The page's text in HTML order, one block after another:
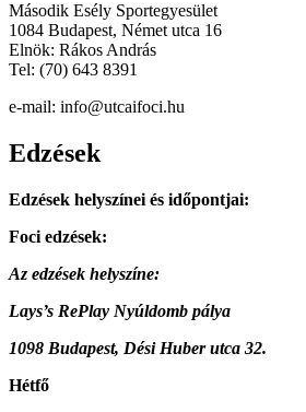
Második Esély Sportegyesület
1084 Budapest, Német utca 16
Elnök: Rákos András
Tel: (70) 643 8391
e-mail: info@utcaifoci.hu
Edzések
Edzések helyszínei és időpontjai:
Foci edzések:
Az edzések helyszíne:
Lays’s RePlay Nyúldomb pálya
1098 Budapest, Dési Huber utca 32.
Hétfő